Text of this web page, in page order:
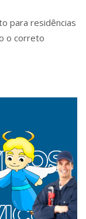
para residências
o correto